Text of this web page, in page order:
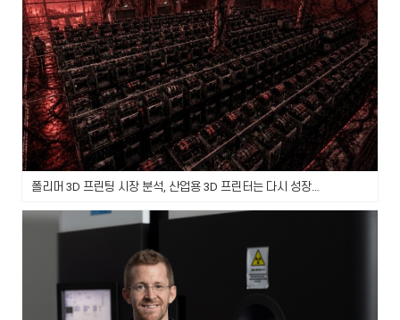
폴리머 3D 프린팅 시장 분석, 산업용 3D 프린터는 다시 성장할까?